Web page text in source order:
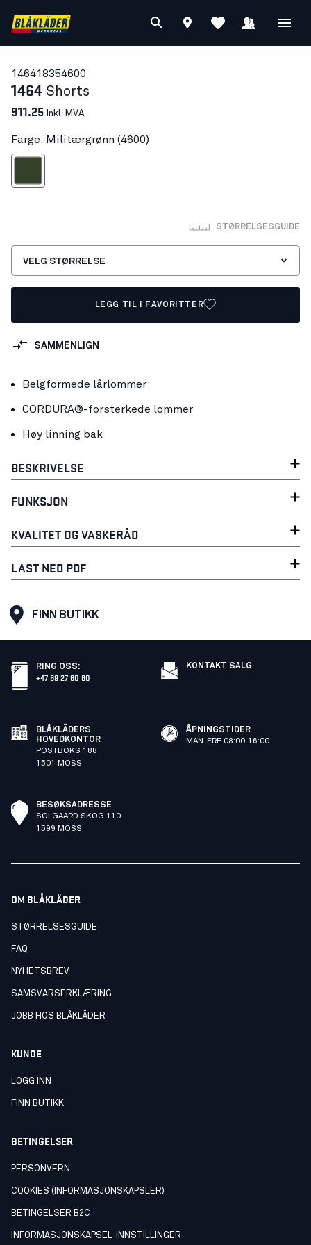
146418354600
1464 Shorts
911.25 Inkl. MVA
Farge: Militærgrønn (4600)
STØRRELSESGUIDE
VELG STØRRELSE
LEGG TIL I FAVORITTER
SAMMENLIGN
Belgformede lårlommer
CORDURA®-forsterkede lommer
Høy linning bak
BESKRIVELSE
FUNKSJON
KVALITET OG VASKERÅD
LAST NED PDF
FINN BUTIKK
RING OSS:
+47 69 27 60 60
KONTAKT SALG
BLÅKLÄDERS
HOVEDKONTOR
POSTBOKS 188
1501 MOSS
ÅPNINGSTIDER
MAN-FRE 08:00-16:00
BESØKSADRESSE
SOLGAARD SKOG 110
1599 MOSS
OM BLÅKLÄDER
STØRRELSESGUIDE
FAQ
NYHETSBREV
SAMSVARSERKLÆRING
JOBB HOS BLÅKLÄDER
KUNDE
LOGG INN
FINN BUTIKK
BETINGELSER
PERSONVERN
COOKIES (INFORMASJONSKAPSLER)
BETINGELSER B2C
INFORMASJONSKAPSEL-INNSTILLINGER